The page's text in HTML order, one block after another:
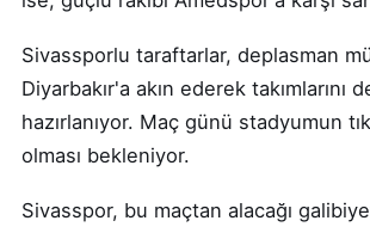
Sivassporlu taraftarlar, deplasman
Diyarbakır'a akın ederek takımlarını
hazırlanıyor. Maç günü stadyumun
olması bekleniyor.
Sivasspor, bu maçtan alacağı